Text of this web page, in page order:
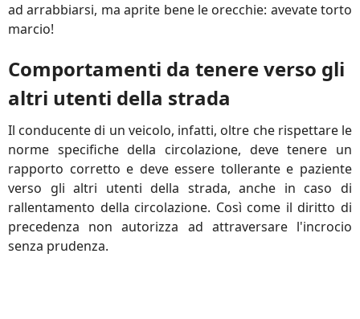
ad arrabbiarsi, ma aprite bene le orecchie: avevate torto
marcio!
Comportamenti da tenere verso gli
altri utenti della strada
Il conducente di un veicolo, infatti, oltre che rispettare le
norme specifiche della circolazione, deve tenere un
rapporto corretto e deve essere tollerante e paziente
verso gli altri utenti della strada, anche in caso di
rallentamento della circolazione. Così come il diritto di
precedenza non autorizza ad attraversare l'incrocio
senza prudenza.